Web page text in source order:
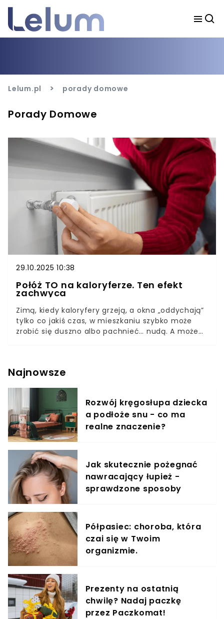
Lelum.pl > porady domowe
Porady Domowe
29.10.2025 10:38
Połóż TO na kaloryferze. Ten efekt
zachwyca
Zimą, kiedy kaloryfery grzeją, a okna „oddychają”
tylko co jakiś czas, w mieszkaniu szybko może
zrobić się duszno albo pachnieć… nudą. A może
trików przekonują: wystarczy rozłożyć kilka sztuk
Co zyskujesz? Świeższy zapach, klimat jak w spa –
i może więcej. Sprawdź, co warto zrobić.
Najnowsze
Rozwój kręgosłupa dziecka
a podłoże snu - co ma
realne znaczenie?
Jak skutecznie pożegnać
nawracający łupież -
sprawdzone sposoby
Półpasiec: choroba, która
czai się w Twoim
organizmie.
Prezenty na ostatnią
chwilę? Nadaj paczkę
przez Paczkomat!